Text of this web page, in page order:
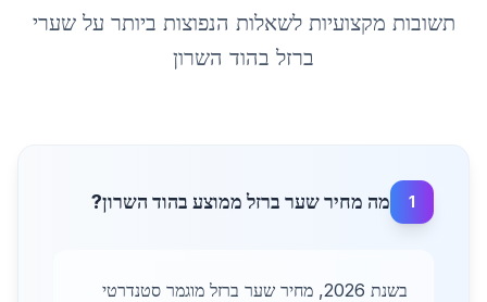
תשובות מקצועיות לשאלות הנפוצות ביותר עלשערי
ברזל בהוד השרון
1 מה מחיר שער ברזל ממוצע בהוד השרון?
בשנת 2026, מחיר שער ברזל מוגמר סטנדרטי